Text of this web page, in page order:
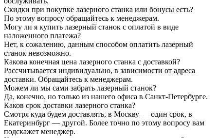
Скидки при покупке лазерного станка или бонусы есть?
По этому вопросу обращайтесь к менеджерам.
Могу ли я купить лазерный станок с оплатой в виде
наложенного платежа?
Нет, к сожалению, данным способом оплатить лазерный
станок невозможно.
Какова конечная цена лазерного станка с доставкой?
Рассчитывается индивидуально, в зависимости от адреса
доставки. Обращайтесь к менеджерам.
Можем ли мы сами забрать лазерный станок?
Да, конечно, но только из нашего офиса в Санкт-Петербурге.
Каков срок доставки лазерного станка?
Смотря куда будем доставлять, в Москву — один срок, в
Екатеринбург — другой. Более точно по этому вопросу вам
подскажет менеджер.